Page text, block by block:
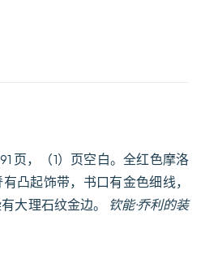
页，（1）页空白。全红色摩洛
凸起饰带，书口有金色细线，
大理石纹金边。 钦能·乔利的装